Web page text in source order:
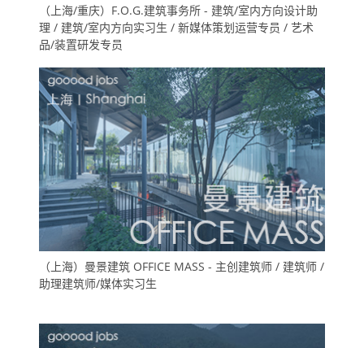
（上海/重庆）F.O.G.建筑事务所 - 建筑/室内方向设计助
理 / 建筑/室内方向实习生 / 新媒体策划运营专员 / 艺术
品/装置研发专员
（上海）曼景建筑 OFFICE MASS - 主创建筑师 / 建筑师 /
助理建筑师/媒体实习生